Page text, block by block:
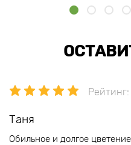
Таня
Обильное и долгое цветение